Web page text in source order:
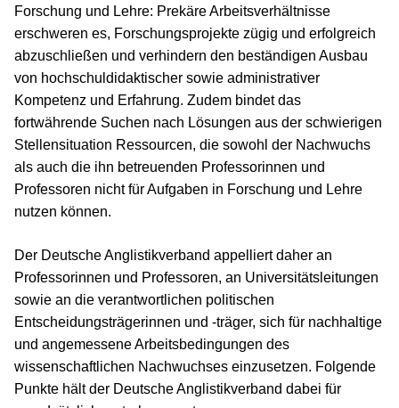
Forschung und Lehre: Prekäre Arbeitsverhältnisse
erschweren es, Forschungsprojekte zügig und erfolgreich
abzuschließen und verhindern den beständigen Ausbau
von hochschuldidaktischer sowie administrativer
Kompetenz und Erfahrung. Zudem bindet das
fortwährende Suchen nach Lösungen aus der schwierigen
Stellensituation Ressourcen, die sowohl der Nachwuchs
als auch die ihn betreuenden Professorinnen und
Professoren nicht für Aufgaben in Forschung und Lehre
nutzen können.
Der Deutsche Anglistikverband appelliert daher an
Professorinnen und Professoren, an Universitätsleitungen
sowie an die verantwortlichen politischen
Entscheidungsträgerinnen und -träger, sich für nachhaltige
und angemessene Arbeitsbedingungen des
wissenschaftlichen Nachwuchses einzusetzen. Folgende
Punkte hält der Deutsche Anglistikverband dabei für